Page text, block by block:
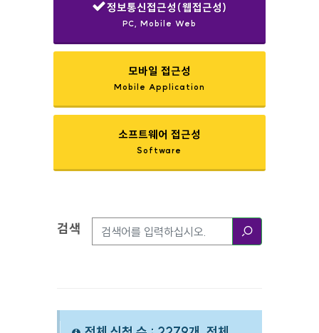
정보통신접근성(웹접근성)
PC, Mobile Web
모바일 접근성
Mobile Application
소프트웨어 접근성
Software
검색옵션
검색